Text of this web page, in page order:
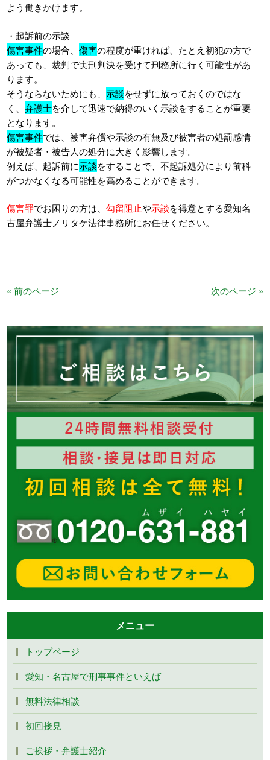
よう働きかけます。
・起訴前の示談
傷害事件の場合、傷害の程度が重ければ、たとえ初犯の方で
あっても、裁判で実刑判決を受けて刑務所に行く可能性があ
ります。
そうならないためにも、 示談をせずに放っておくのではな
く、弁護士を介して迅速で納得のいく示談をすることが重要
となります。
傷害事件では、被害弁償や示談の有無及び被害者の処罰感情
が被疑者・被告人の処分に大きく影響します。
例えば、起訴前に示談をすることで、不起訴処分により前科
がつかなくなる可能性を高めることができます。
傷害罪でお困りの方は、勾留阻止や示談を得意とする愛知名
古屋弁護士ノリタケ法律事務所にお任せください。
« 前のページ 次のページ »
メニュー
トップページ
愛知・名古屋で刑事事件といえば
無料法律相談
初回接見
ご挨拶・弁護士紹介